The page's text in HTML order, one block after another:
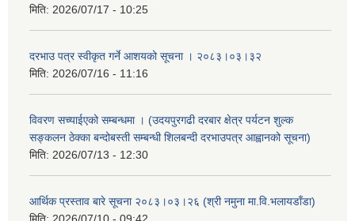
मिति: 2026/07/17 - 10:25
दरभाउ पत्र स्वीकृत गर्ने आशयको सूचना । २०८३।०३।३२
मिति: 2026/07/16 - 11:16
विवरण सच्याईएको सम्बन्धमा । (उदयपुरगढी दरबार क्षेत्र पर्यटन शुल्क
सङ्कलन ठेक्का बन्दोबस्ती सम्बन्धी शिलबन्दी दरभाउपत्र आह्वानको सूचना)
मिति: 2026/07/13 - 12:30
आर्थिक प्रस्ताव बारे सूचना २०८३।०३।२६ (श्री नमुना मा.वि.भलायडाँडा)